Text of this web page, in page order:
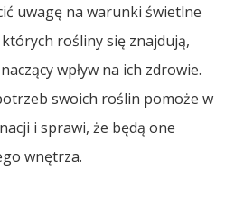
uwagę na warunki świetlne
rośliny się znajdują,
wpływ na ich zdrowie.
swoich roślin pomoże w
i sprawi, że będą one
wnętrza.